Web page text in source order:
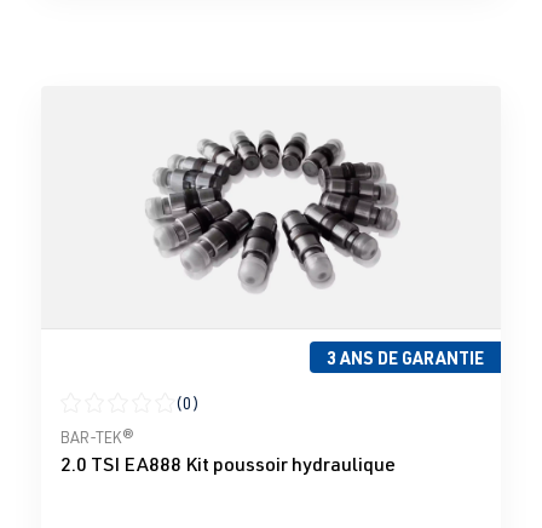
3 ANS DE GARANTIE
Note moyenne de 0 sur 5 étoiles
(0)
BAR-TEK®
2.0 TSI EA888 Kit poussoir hydraulique